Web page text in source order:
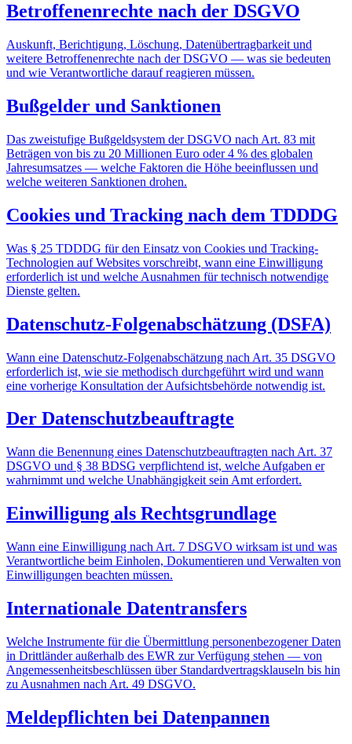
Betroffenenrechte nach der DSGVO
Auskunft, Berichtigung, Löschung, Datenübertragbarkeit und
weitere Betroffenenrechte nach der DSGVO — was sie bedeuten
und wie Verantwortliche darauf reagieren müssen.
Bußgelder und Sanktionen
Das zweistufige Bußgeldsystem der DSGVO nach Art. 83 mit
Beträgen von bis zu 20 Millionen Euro oder 4 % des globalen
Jahresumsatzes — welche Faktoren die Höhe beeinflussen und
welche weiteren Sanktionen drohen.
Cookies und Tracking nach dem TDDDG
Was § 25 TDDDG für den Einsatz von Cookies und Tracking-
Technologien auf Websites vorschreibt, wann eine Einwilligung
erforderlich ist und welche Ausnahmen für technisch notwendige
Dienste gelten.
Datenschutz-Folgenabschätzung (DSFA)
Wann eine Datenschutz-Folgenabschätzung nach Art. 35 DSGVO
erforderlich ist, wie sie methodisch durchgeführt wird und wann
eine vorherige Konsultation der Aufsichtsbehörde notwendig ist.
Der Datenschutzbeauftragte
Wann die Benennung eines Datenschutzbeauftragten nach Art. 37
DSGVO und § 38 BDSG verpflichtend ist, welche Aufgaben er
wahrnimmt und welche Unabhängigkeit sein Amt erfordert.
Einwilligung als Rechtsgrundlage
Wann eine Einwilligung nach Art. 7 DSGVO wirksam ist und was
Verantwortliche beim Einholen, Dokumentieren und Verwalten von
Einwilligungen beachten müssen.
Internationale Datentransfers
Welche Instrumente für die Übermittlung personenbezogener Daten
in Drittländer außerhalb des EWR zur Verfügung stehen — von
Angemessenheitsbeschlüssen über Standardvertragsklauseln bis hin
zu Ausnahmen nach Art. 49 DSGVO.
Meldepflichten bei Datenpannen